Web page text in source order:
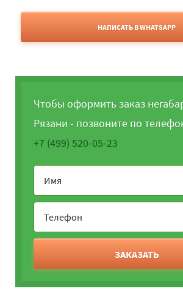
НАПИСАТЬ В WHATSAPP
Чтобы оформить заказ
Рязани - позвоните по
+7 (499) 520-05-23
ЗАКАЗАТЬ